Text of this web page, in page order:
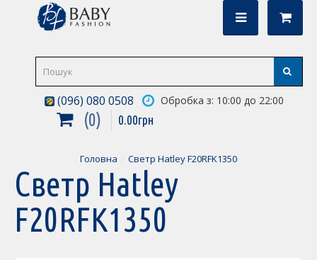
(096) 080 0508 Обробка з: 10:00 до 22:00
0 0.00грн
Головна Светр Hatley F20RFK1350
Светр Hatley
F20RFK1350